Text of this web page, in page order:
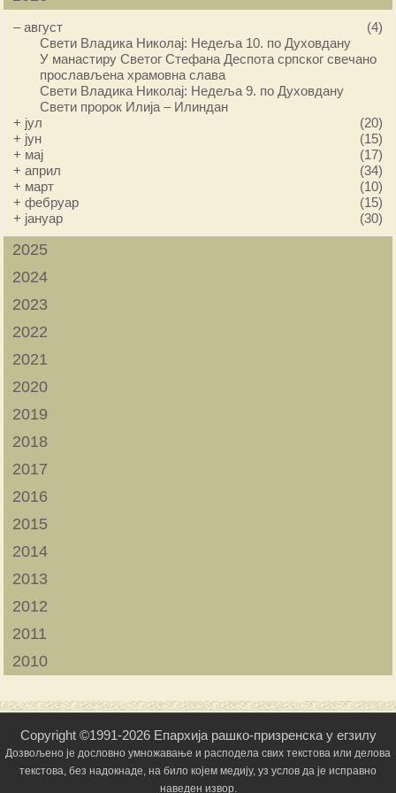
–август
(4)
Свети Владика Николај: Недеља 10. по Духовдану
У манастиру Светог Стефана Деспота српског свечано
прослављена храмовна слава
Свети Владика Николај: Недеља 9. по Духовдану
Свети пророк Илија – Илиндан
+ јул
(20)
+ јун
(15)
+ мај
(17)
+април
(34)
+ март
(10)
+фебруар
(15)
+ јануар (30)
2025
2024
2023
2022
2021
2020
2019
2018
2017
2016
2015
2014
2013
2012
2011
2010
Copyright ©1991-2026 Епархија рашко-призренска у егзилу
Дозвољено је дословно умножавање и расподела свих текстова или делова
текстова, без надокнаде, на било којем медију, уз услов да је исправно
наведен извор.